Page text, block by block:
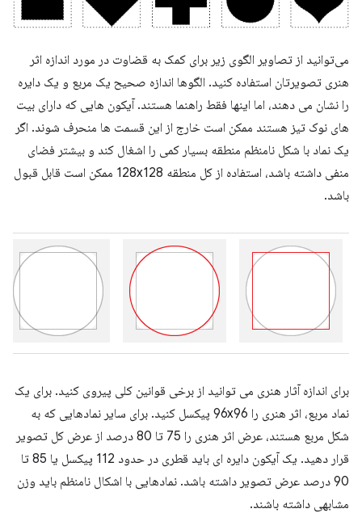
می‌توانید از تصاویر الگوی زیر برای کمک به قضاوت در مورد اندازه اثر
هنری تصویرتان استفاده کنید. الگوها اندازه صحیح یک مربع و یک دایره
را نشان می دهند، اما اینها فقط راهنما هستند. آیکون هایی که دارای بیت
های نوک تیز هستند ممکن است خارج از این قسمت ها منحرف شوند. اگر
یک نماد با شکل نامنظم منطقه بسیار کمی را اشغال کند و بیشتر فضای
منفی داشته باشد، استفاده از کل منطقه 128x128 ممکن است قابل قبول
باشد.
برای اندازه آثار هنری می توانید از برخی قوانین کلی پیروی کنید. برای یک
نماد مربع، اثر هنری را 96x96 پیکسل کنید. برای سایر نمادهایی که به
شکل مربع هستند، عرض اثر هنری را 75 تا 80 درصد از عرض کل تصویر
قرار دهید. یک آیکون دایره ای باید قطری در حدود 112 پیکسل یا 85 تا
90 درصد عرض تصویر داشته باشد. نمادهایی با اشکال نامنظم باید وزن
مشابهی داشته باشند.